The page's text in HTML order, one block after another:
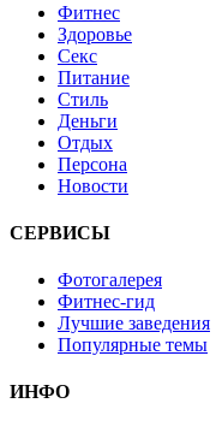
Фитнес
Здоровье
Секс
Питание
Стиль
Деньги
Отдых
Персона
Новости
СЕРВИСЫ
Фотогалерея
Фитнес-гид
Лучшие заведения
Популярные темы
ИНФО